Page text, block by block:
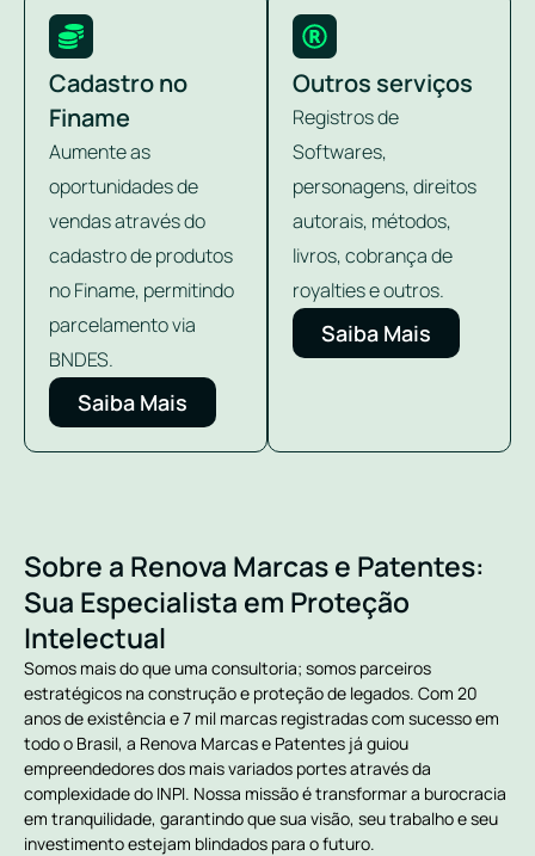
Cadastro no
Finame
Aumente as
oportunidades de
vendas através do
cadastro de produtos
no Finame, permitindo
parcelamento via
BNDES.
Saiba Mais
Outros serviços
Registros de
Softwares,
personagens, direitos
autorais, métodos,
livros, cobrança de
royalties e outros.
Saiba Mais
Sobre a Renova Marcas e Patentes:
Sua Especialista em Proteção
Intelectual
Somos mais do que uma consultoria; somos parceiros
estratégicos na construção e proteção de legados. Com 20
anos de existência e 7 mil marcas registradas com sucesso em
todo o Brasil, a Renova Marcas e Patentes já guiou
empreendedores dos mais variados portes através da
complexidade do INPI. Nossa missão é transformar a burocracia
em tranquilidade, garantindo que sua visão, seu trabalho e seu
investimento estejam blindados para o futuro.